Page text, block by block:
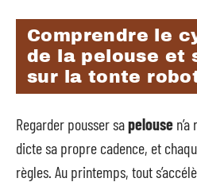
Comprendre le
de la pelouse et
sur la tonte
Regarder pousser sapelouse
dicte sa propre cadence, et
règles. Au printemps, tout